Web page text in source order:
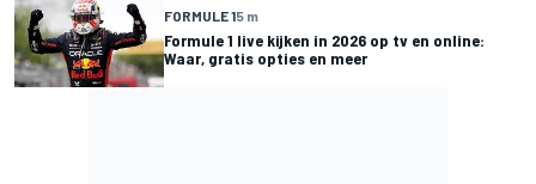
FORMULE 15 m
Formule 1 live kijken in 2026 op tv en online:
Waar, gratis opties en meer